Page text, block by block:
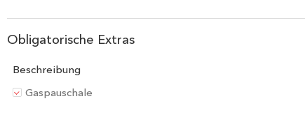
Obligatorische Extras
Beschreibung
Gaspauschale